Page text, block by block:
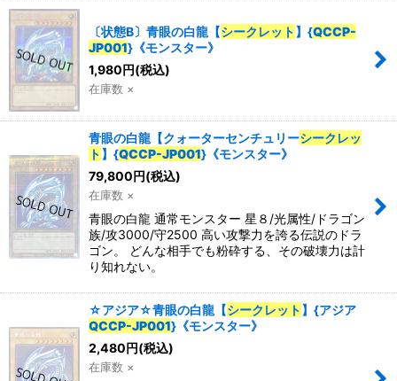
〔状態B〕青眼の白龍【シークレット】{QCCP-
JP001}《モンスター》
1,980円(税込)
在庫数 ×
青眼の白龍【クォーターセンチュリーシークレッ
ト】{QCCP-JP001}《モンスター》
79,800円(税込)
在庫数 ×
青眼の白龍 通常モンスター 星８/光属性/ドラゴン
族/攻3000/守2500 高い攻撃力を誇る伝説のドラ
ゴン。 どんな相手でも粉砕する、その破壊力は計
り知れない。
☆アジア☆青眼の白龍【シークレット】{アジア
QCCP-JP001}《モンスター》
2,480円(税込)
在庫数 ×